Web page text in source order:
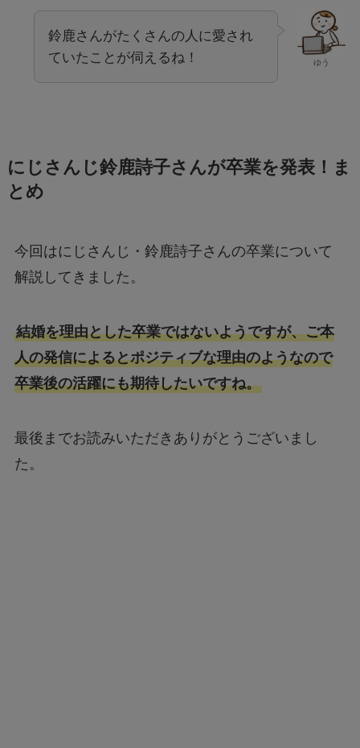
ゆう
鈴鹿さんがたくさんの人に愛され
ていたことが伺えるね！
にじさんじ鈴鹿詩子さんが卒業を発表！ま
とめ
今回はにじさんじ・鈴鹿詩子さんの卒業について
解説してきました。
結婚を理由とした卒業ではないようですが、ご本
人の発信によるとポジティブな理由のようなので
卒業後の活躍にも期待したいですね。
最後までお読みいただきありがとうございまし
た。